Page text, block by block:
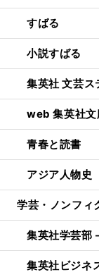
すばる
小説すばる
集英社 文芸ス
web 集英社文
青春と読書
アジア人物史
学芸・ノンフィ
集英社学芸部
集英社ビジネ